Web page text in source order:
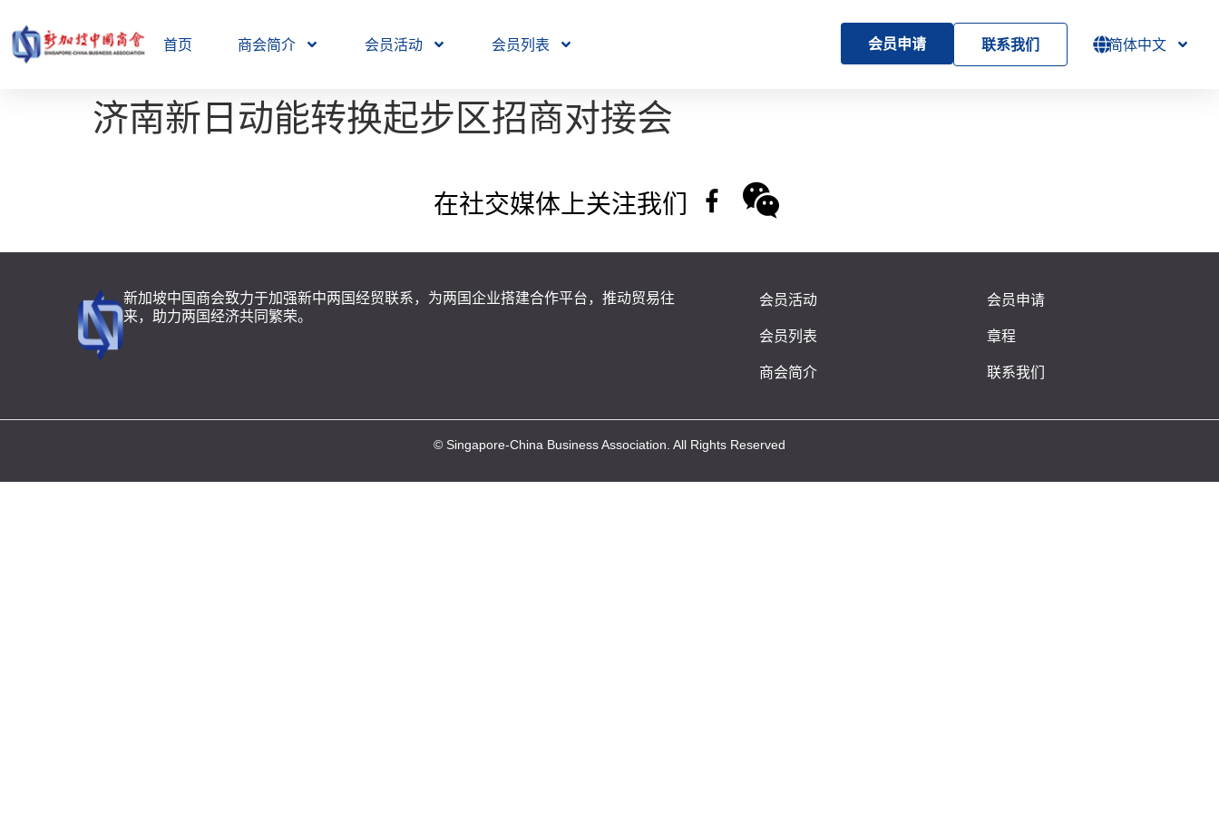
首页 商会简介 会员活动 会员列表 会员申请 联系我们 简体中文
济南新日动能转换起步区招商对接会
在社交媒体上关注我们
新加坡中国商会致力于加强新中两国经贸联系，为两国企业搭建合作平台，推动贸易往
来，助力两国经济共同繁荣。
会员活动
会员列表
商会简介
会员申请
章程
联系我们
© Singapore-China Business Association. All Rights Reserved